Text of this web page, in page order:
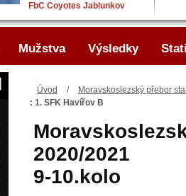
FbC Coyotes Jablunkov
..
Úvod / Moravskoslezský přebor
: 1. SFK Havířov B
2020/2021
9-10.kolo
Mužstva Výsledky